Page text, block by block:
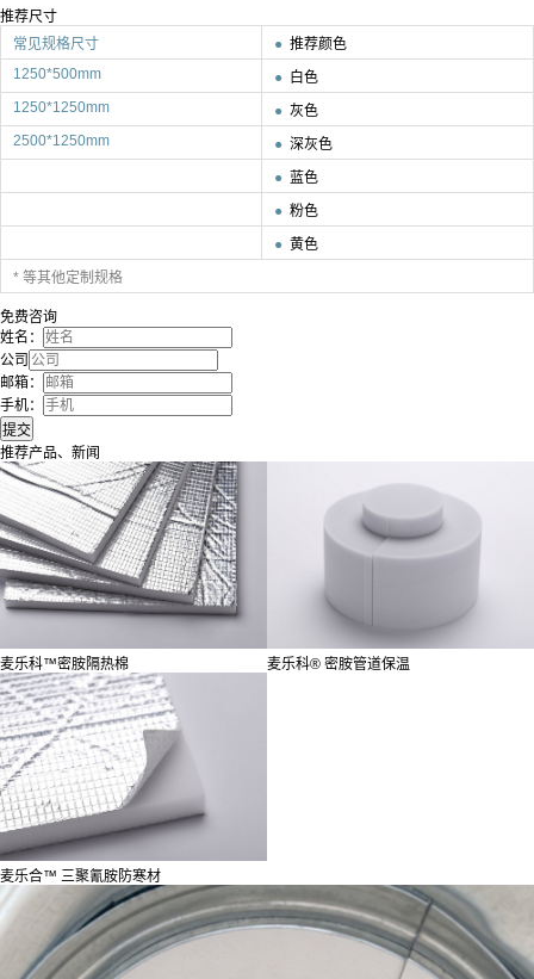
推荐尺寸
常见规格尺寸
● 推荐颜色
1250*500mm
● 白色
1250*1250mm
● 灰色
2500*1250mm
● 深灰色
● 蓝色
● 粉色
● 黄色
* 等其他定制规格
免费咨询
姓名：
公司
邮箱：
手机：
推荐产品、新闻
麦乐科™密胺隔热棉 麦乐科®️ 密胺管道保温
麦乐合™ 三聚氰胺防寒材